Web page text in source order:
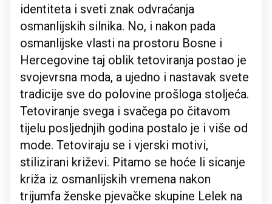
identiteta i sveti znak odvraćanja
osmanlijskih silnika. No, i nakon pada
osmanlijske vlasti na prostoru Bosne i
Hercegovine taj oblik tetoviranja postao je
svojevrsna moda, a ujedno i nastavak svete
tradicije sve do polovine prošloga stoljeća.
Tetoviranje svega i svačega po čitavom
tijelu posljednjih godina postalo je i više od
mode. Tetoviraju se i vjerski motivi,
stilizirani križevi. Pitamo se hoće li sicanje
križa iz osmanlijskih vremena nakon
trijumfa ženske pjevačke skupine Lelek na